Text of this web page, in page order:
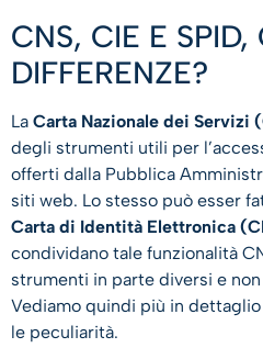
CNS, CIE E SPID,
DIFFERENZE?
La Carta Nazionale dei Servizi
degli strumenti utili per
offerti dalla Pubblica
siti web. Lo stesso può esser
Carta di Identità Elettronica
condividano tale funzionalità
strumenti in parte diversi e
Vediamo quindi più in
le peculiarità.